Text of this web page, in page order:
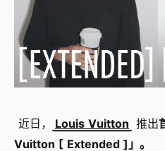
近日， Louis Vuitton 推出
Vuitton [ Extended ]」。